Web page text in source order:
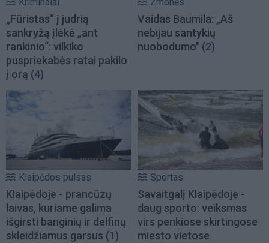
„Fūristas“ į judrią
sankryžą įlėkė „ant
rankinio“: vilkiko
puspriekabės ratai pakilo
į orą (4)
Vaidas Baumila: „Aš
nebijau santykių
nuobodumo" (2)
Klaipėdos pulsas
Klaipėdoje - prancūzų
laivas, kuriame galima
išgirsti banginių ir delfinų
skleidžiamus garsus (1)
Sportas
Savaitgalį Klaipėdoje -
daug sporto: veiksmas
virs penkiose skirtingose
miesto vietose